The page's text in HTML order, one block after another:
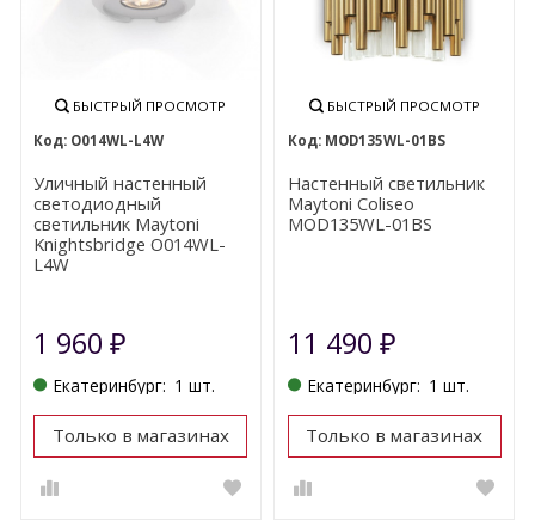
БЫСТРЫЙ ПРОСМОТР
O014WL-L4W
Уличный настенный
светодиодный
светильник Maytoni
Knightsbridge O014WL-
L4W
1 960₽
Екатеринбург: 1 шт.
Только в магазинах
БЫСТРЫЙ ПРОСМОТР
MOD135WL-01BS
Настенный светильник
Maytoni Coliseo
MOD135WL-01BS
11 490 ₽
Екатеринбург: 1 шт.
Только в магазинах